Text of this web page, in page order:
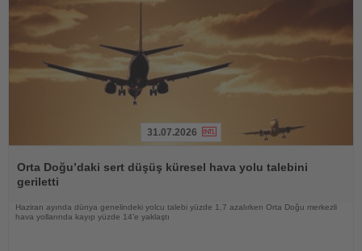
Oku
31.07.2026
Orta Doğu’daki sert düşüş küresel hava yolu talebini
geriletti
Haziran ayında dünya genelindeki yolcu talebi yüzde 1,7 azalırken Orta Doğu merkezli
hava yollarında kayıp yüzde 14’e yaklaştı